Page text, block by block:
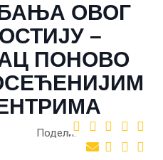
ОВОГ
–
ПОНОВО
Подели: